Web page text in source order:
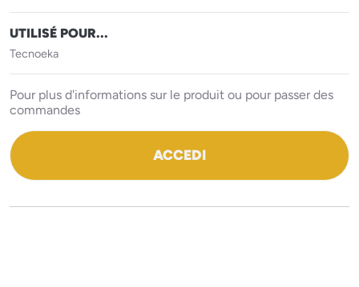
UTILISÉ POUR...
Tecnoeka
Pour plus d'informations sur le produit ou pour passer des
commandes
ACCEDI